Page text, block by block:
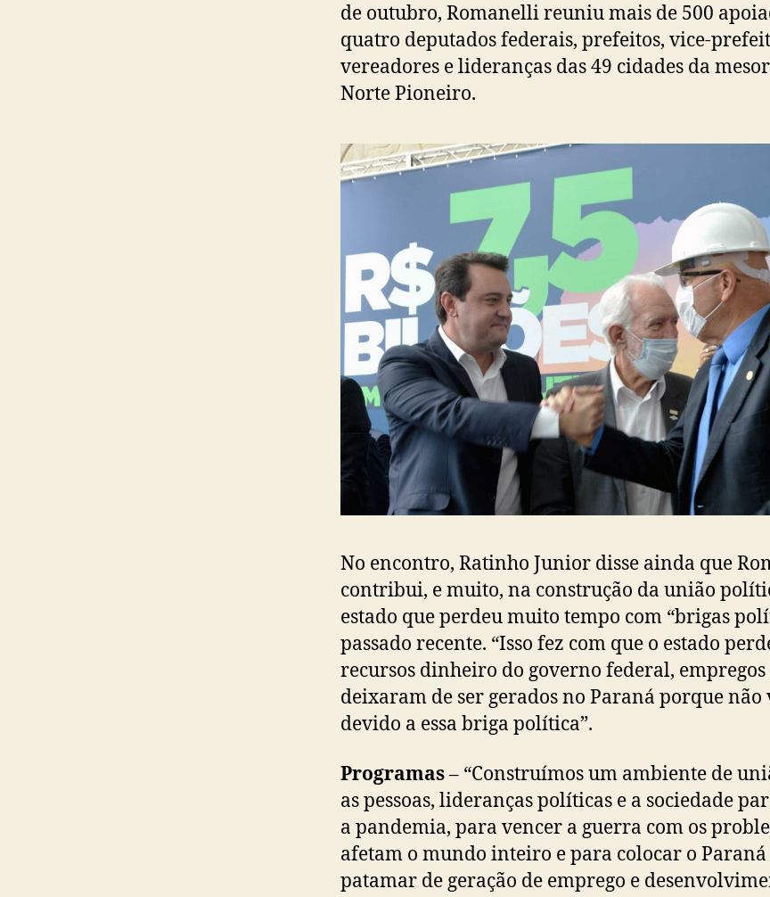
de outubro, Romanelli reuniu mais de 500
quatro deputados federais, prefeitos, vice-
vereadores e lideranças das 49 cidades da
Norte Pioneiro.
No encontro, Ratinho Junior disse ainda que
contribui, e muito, na construção da união
estado que perdeu muito tempo com “brigas
passado recente. “Isso fez com que o estado
recursos dinheiro do governo federal, empregos
deixaram de ser gerados no Paraná porque
devido a essa briga política”.
Programas– “Construímos um ambiente de
as pessoas, lideranças políticas e a sociedade
a pandemia, para vencer a guerra com os
afetam o mundo inteiro e para colocar o Paraná
patamar de geração de emprego e